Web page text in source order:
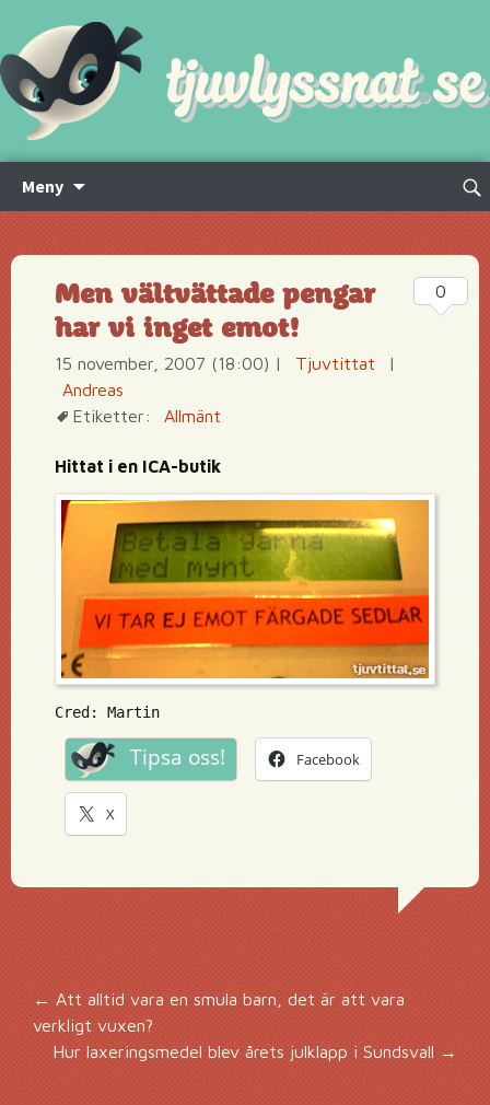
Meny
innehåll
Sök
Men vältvättade pengar
har vi inget emot!
15 november, 2007 (18:00) | Tjuvtittat
|
Andreas
Etiketter:
Allmänt
Hittat i en ICA-butik
Cred: Martin
Tipsa oss! Facebook
X
0
Inläggsnavigering
← Att alltid vara en smula barn, det är att vara
verkligt vuxen?
Hur laxeringsmedel blev årets julklapp i Sundsvall→